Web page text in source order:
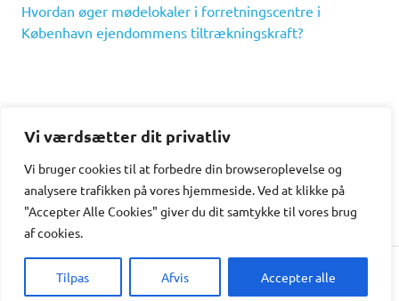
Vi værdsætter dit privatliv
Vi bruger cookies til at forbedre din browseroplevelse og
analysere trafikken påvores hjemmeside.Ved at klikke på
"Accepter Alle Cookies" giver du dit samtykke til vores brug
af cookies.
Tilpas Afvis Accepter alle
Hvordan øger mødelokaler i forretningscentre i
København ejendommens tiltrækningskraft?
Recent Comments
Der er ingen kommentarer at vise.
WordPress Theme: Poseidon by ThemeZee.